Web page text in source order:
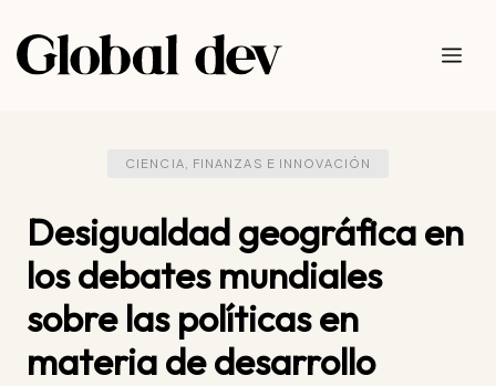
contenido
CIENCIA, FINANZAS E INNOVACIÓN
Desigualdad geográfica en
los debates mundiales
sobre las políticas en
materia de desarrollo